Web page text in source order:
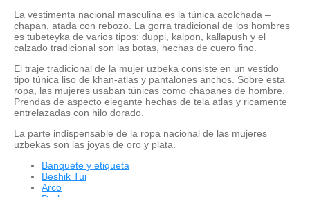
La vestimenta nacional masculina es la túnica acolchada –
chapan, atada con rebozo. La gorra tradicional de los hombres
es tubeteyka de varios tipos: duppi, kalpon, kallapush y el
calzado tradicional son las botas, hechas de cuero fino.
El traje tradicional de la mujer uzbeka consiste en un vestido
tipo túnica liso de khan-atlas y pantalones anchos. Sobre esta
ropa, las mujeres usaban túnicas como chapanes de hombre.
Prendas de aspecto elegante hechas de tela atlas y ricamente
entrelazadas con hilo dorado.
La parte indispensable de la ropa nacional de las mujeres
uzbekas son las joyas de oro y plata.
Banquete y etiqueta
Beshik Tui
Arco